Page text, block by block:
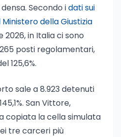
Secondo idati sui
della Giustizia
in Italia ci sono
posti regolamentari,
125,6%.
sale a 8.923 detenuti
San Vittore,
copiata la cella simulata
tre carceri più